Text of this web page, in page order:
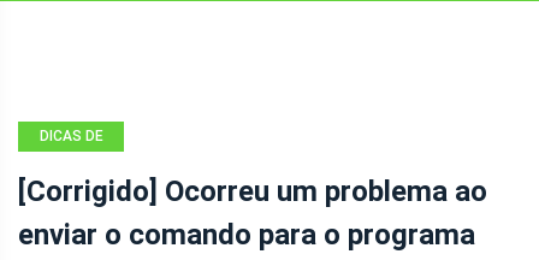
DICAS DE
DE DADOS
[Corrigido] Ocorreu um problema ao
enviar o comando para o programa